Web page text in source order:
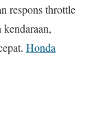
respons throttle
kendaraan,
Honda